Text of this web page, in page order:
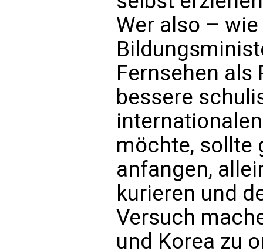
Wer also –
Fernsehen
bessere
möchte, sollte
anfangen,
kurieren und
Versuch
und Korea zu